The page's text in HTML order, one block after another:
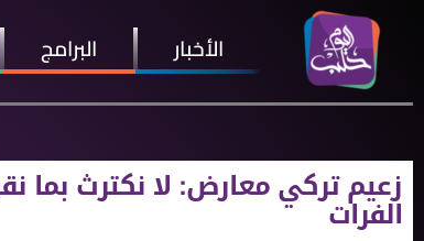
الأخبار البرامج
زعيم تركي معارض: لا نكترث بما
الفرات